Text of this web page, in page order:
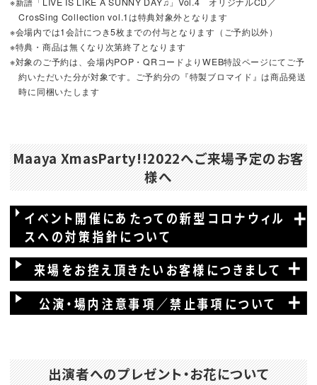
CrosSing Collection vol.1は特典対象外となります
※会場内では1会計につき5枚までの付与となります（ご予約以外）
※特典・商品は無くなり次第終了となります
※対象のご予約は、会場内POP・QRコードよりWEB特設ページにてご予
約いただいた分が対象です。ご予約分の『特製ブロマイド』は商品発送
時に同梱いたします
Maaya XmasParty!!2022へご来場予定のお客
様へ
イベント開催にあたっての新型コロナウィル
スへの対策指針について
来場をお控え頂きたいお客様につきまして
公演・場内注意事項／禁止事項について
出演者へのプレゼント・お花について